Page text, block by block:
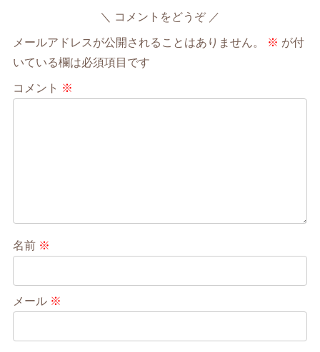
コメントをどうぞ
メールアドレスが公開されることはありません。 ※ が付
いている欄は必須項目です
コメント ※
名前 ※
メール ※